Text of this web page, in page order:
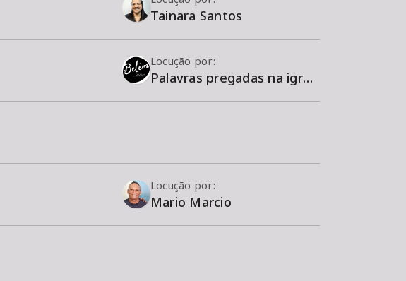
Tainara Santos
Locução por:
Palavras pregadas na igreja Belém Church
Locução por:
Mario Marcio